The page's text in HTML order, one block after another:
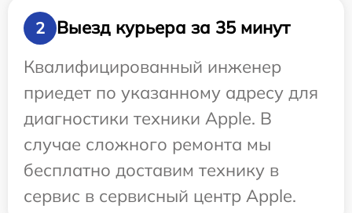
2
Выезд курьера за 35 минут
Квалифицированный инженер
приедет по указанному адресу для
диагностики техники Apple. В
случае сложного ремонта мы
бесплатно доставим технику в
сервис в сервисный центр Apple.